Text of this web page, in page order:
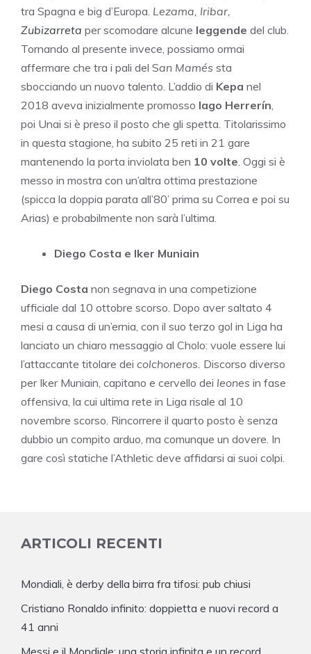
tra Spagna e big d’Europa. Lezama, Iribar,
Zubizarreta per scomodare alcune leggende del club.
Tornando al presente invece, possiamo ormai
affermare che tra i pali del San Mamés sta
sbocciando un nuovo talento. L’addio di Kepa nel
2018 aveva inizialmente promosso Iago Herrerín,
poi Unai si è preso il posto che gli spetta. Titolarissimo
in questa stagione, ha subito 25 reti in 21 gare
mantenendo la porta inviolata ben 10 volte. Oggi si è
messo in mostra con un’altra ottima prestazione
(spicca la doppia parata all’80’ prima su Correa e poi su
Arias) e probabilmente non sarà l’ultima.
Diego Costa e Iker Muniain
Diego Costa non segnava in una competizione
ufficiale dal 10 ottobre scorso. Dopo aver saltato 4
mesi a causa di un’ernia, con il suo terzo gol in Liga ha
lanciato un chiaro messaggio al Cholo: vuole essere lui
l’attaccante titolare dei colchoneros. Discorso diverso
per Iker Muniain, capitano e cervello dei leones in fase
offensiva, la cui ultima rete in Liga risale al 10
novembre scorso. Rincorrere il quarto posto è senza
dubbio un compito arduo, ma comunque un dovere. In
gare così statiche l’Athletic deve affidarsi ai suoi colpi.
ARTICOLI RECENTI
Mondiali, è derby della birra fra tifosi: pub chiusi
Cristiano Ronaldo infinito: doppietta e nuovi record a
41 anni
Messi e il Mondiale: una storia infinita e un record